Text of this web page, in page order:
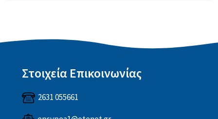
Στοιχεία Επικοινωνίας
2631 055661